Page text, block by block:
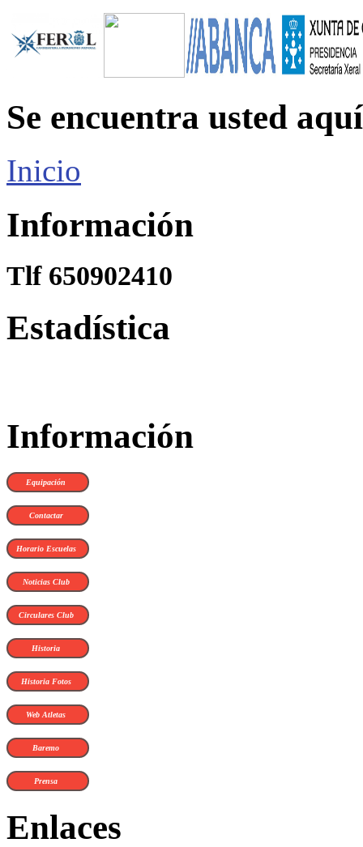
Se encuentra usted aquí
Inicio
Información
Tlf 650902410
Estadística
Información
Equipación
Contactar
Horario Escuelas
Noticias Club
Circulares Club
Historia
Historia Fotos
Web Atletas
Baremo
Prensa
Enlaces